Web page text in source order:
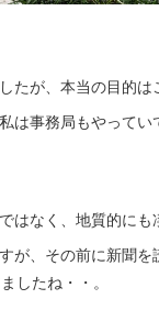
が、本当の目的は
は事務局もやって
なく、地質的にも
が、その前に新聞
したね・・。